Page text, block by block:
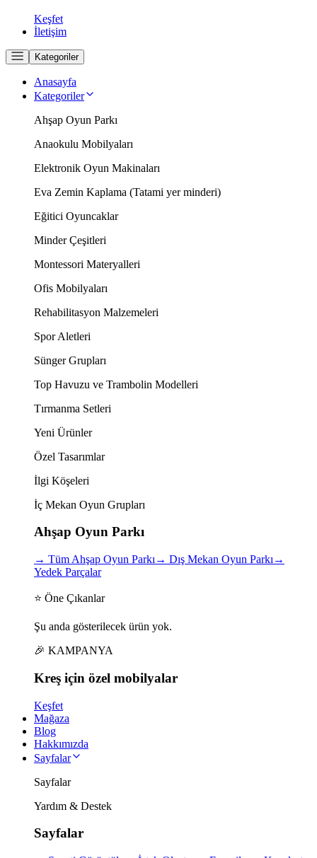
Keşfet
İletişim
Kategoriler
Anasayfa
Kategoriler
Ahşap Oyun Parkı
Anaokulu Mobilyaları
Elektronik Oyun Makinaları
Eva Zemin Kaplama (Tatami yer minderi)
Eğitici Oyuncaklar
Minder Çeşitleri
Montessori Materyalleri
Ofis Mobilyaları
Rehabilitasyon Malzemeleri
Spor Aletleri
Sünger Grupları
Top Havuzu ve Trambolin Modelleri
Tırmanma Setleri
Yeni Ürünler
Özel Tasarımlar
İlgi Köşeleri
İç Mekan Oyun Grupları
Ahşap Oyun Parkı
→ Tüm Ahşap Oyun Parkı → Dış Mekan Oyun Parkı →
Yedek Parçalar
⭐ Öne Çıkanlar
Şu anda gösterilecek ürün yok.
🎉 KAMPANYA
Kreş için özel mobilyalar
Keşfet
Mağaza
Blog
Hakkımızda
Sayfalar
Sayfalar
Yardım & Destek
Sayfalar